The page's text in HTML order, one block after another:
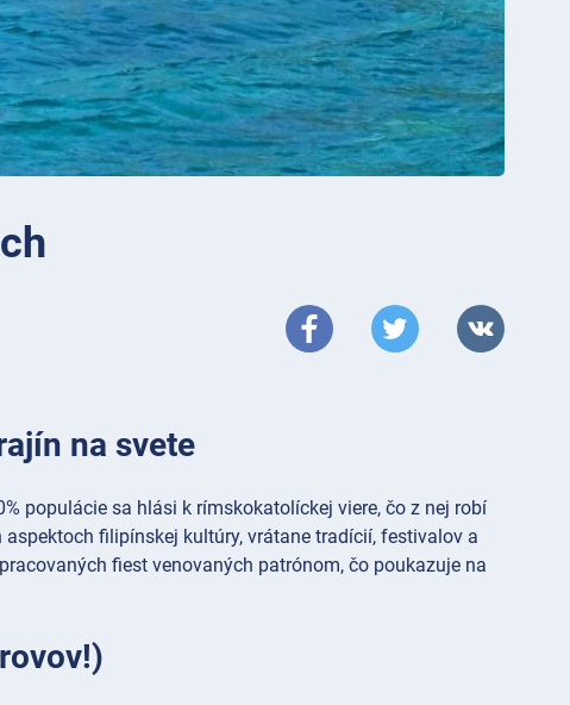
na svete
populácie sa hlási k rímskokatolíckej viere, čo z nej robí
filipínskej kultúry, vrátane tradícií, festivalov a
fiest venovaných patrónom, čo poukazuje na